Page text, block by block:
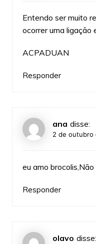
Entendo ser muito
ocorrer uma ligação
ACPADUAN
Responder
ana disse:
2 de outubro
eu amo
Responder
olavo disse: